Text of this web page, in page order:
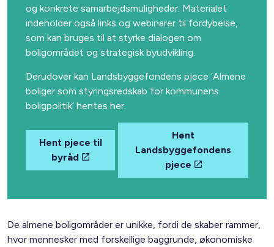
og konkrete samarbejdsmuligheder. Materialet
indeholder også links og webinarer til fordybelse,
som kan bruges til at styrke dialogen om
boligområdet og strategisk byudvikling.
Derudover kan Landsbyggefondens pjece ’Almene
boliger som styringsredskab for kommunens
boligpolitik’ hentes her.
Hent pjece til
byråd
Hent
Landsbyggefondens
pjece
De almene boligområder er unikke, fordi de skaber rammer,
hvor mennesker med forskellige baggrunde, økonomiske